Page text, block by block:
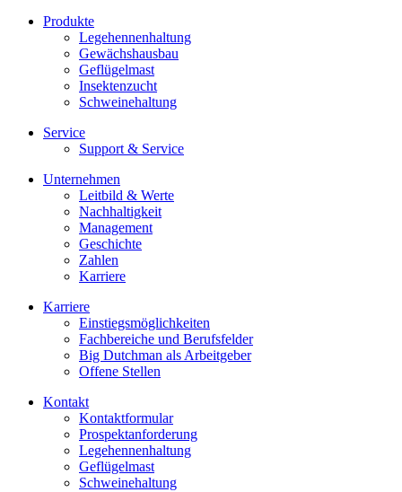
Produkte
Legehennenhaltung
Gewächshausbau
Geflügelmast
Insektenzucht
Schweinehaltung
Service
Support & Service
Unternehmen
Leitbild & Werte
Nachhaltigkeit
Management
Geschichte
Zahlen
Karriere
Karriere
Einstiegsmöglichkeiten
Fachbereiche und Berufsfelder
Big Dutchman als Arbeitgeber
Offene Stellen
Kontakt
Kontaktformular
Prospektanforderung
Legehennenhaltung
Geflügelmast
Schweinehaltung